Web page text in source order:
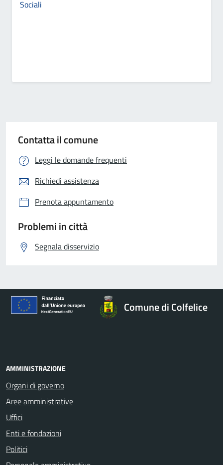
Sociali
Contatta il comune
Leggi le domande frequenti
Richiedi assistenza
Prenota appuntamento
Problemi in città
Segnala disservizio
Comune di Colfelice
AMMINISTRAZIONE
Organi di governo
Aree amministrative
Uffici
Enti e fondazioni
Politici